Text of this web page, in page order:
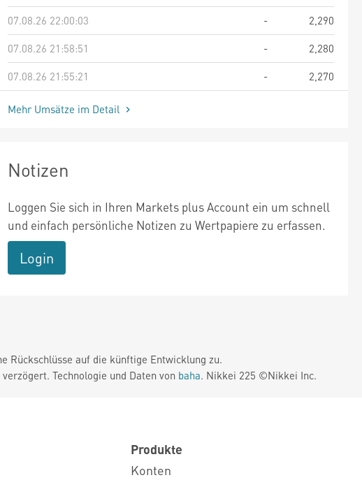
07.08.26 22:00:03
-
2,290
07.08.26 21:58:51
-
2,280
07.08.26 21:55:21
- 2,270
Mehr Umsätze im Detail
Notizen
Loggen Sie sich in Ihren Markets plus Account ein um schnell
und einfach persönliche Notizen zu Wertpapiere zu erfassen.
Login
Rückschlüsse auf die künftige Entwicklung zu.
Technologie und Daten von baha. Nikkei 225 ©Nikkei Inc.
Produkte
Konten